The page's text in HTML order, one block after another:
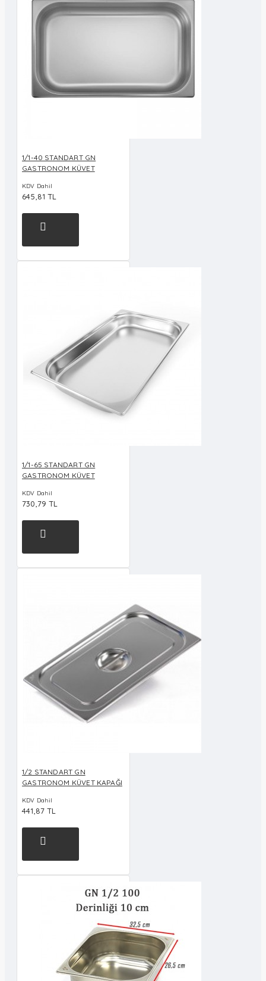
1/1-40 STANDART GN
GASTRONOM KÜVET
KDV Dahil
645,81 TL
1/1-65 STANDART GN
GASTRONOM KÜVET
KDV Dahil
730,79 TL
1/2 STANDART GN
GASTRONOM KÜVET KAPAĞI
KDV Dahil
441,87 TL